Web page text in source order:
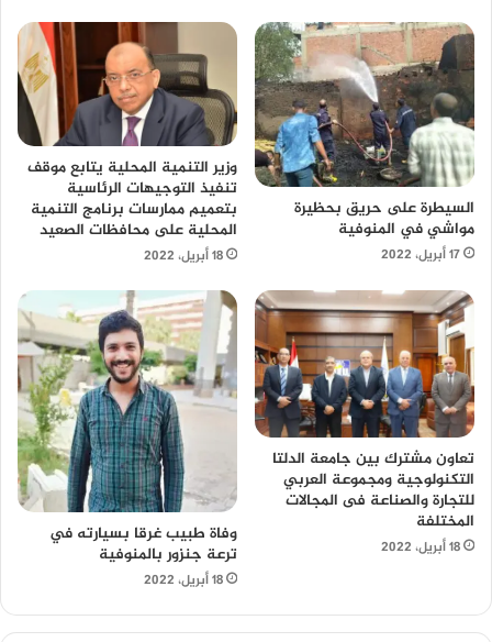
السيطرة على حريق بحظيرة
مواشي في المنوفية
17 أبريل، 2022
وزير التنمية المحلية يتابع موقف
تنفيذ التوجيهات الرئاسية
بتعميم ممارسات برنامج التنمية
المحلية على محافظات الصعيد
18 أبريل، 2022
تعاون مشترك بين جامعة الدلتا
التكنولوجية ومجموعة العربي
للتجارة والصناعة فى المجالات
المختلفة
18 أبريل، 2022
وفاة طبيب غرقا بسيارته في
ترعة جنزور بالمنوفية
18 أبريل، 2022